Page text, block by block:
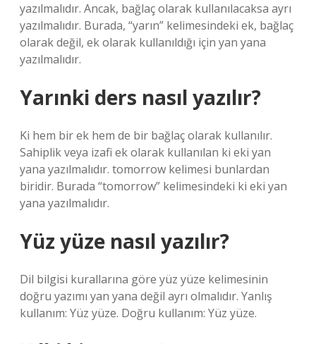
yazılmalıdır. Ancak, bağlaç olarak kullanılacaksa ayrı
yazılmalıdır. Burada, “yarın” kelimesindeki ek, bağlaç
olarak değil, ek olarak kullanıldığı için yan yana
yazılmalıdır.
Yarınki ders nasıl yazılır?
Ki hem bir ek hem de bir bağlaç olarak kullanılır.
Sahiplik veya izafi ek olarak kullanılan ki eki yan
yana yazılmalıdır. tomorrow kelimesi bunlardan
biridir. Burada “tomorrow” kelimesindeki ki eki yan
yana yazılmalıdır.
Yüz yüze nasıl yazılır?
Dil bilgisi kurallarına göre yüz yüze kelimesinin
doğru yazımı yan yana değil ayrı olmalıdır. Yanlış
kullanım: Yüz yüze. Doğru kullanım: Yüz yüze.